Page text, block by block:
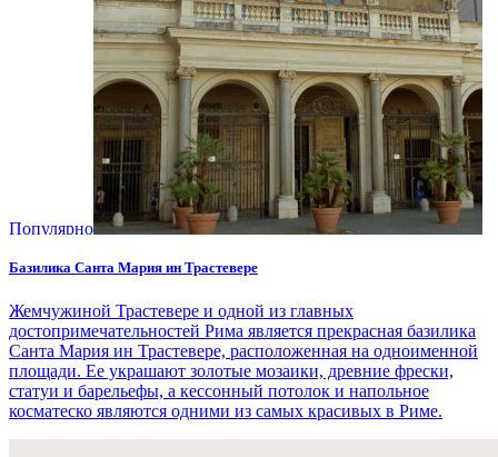
Популярно
Базилика Санта Мария ин Трастевере
Жемчужиной Трастевере и одной из главных
достопримечательностей Рима является прекрасная базилика
Санта Мария ин Трастевере, расположенная на одноименной
площади. Ее украшают золотые мозаики, древние фрески,
статуи и барельефы, а кессонный потолок и напольное
косматеско являются одними из самых красивых в Риме.